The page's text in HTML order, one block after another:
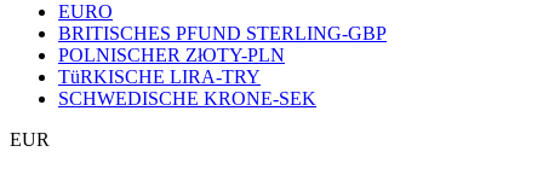
EURO
BRITISCHES PFUND STERLING-GBP
POLNISCHER ZłOTY-PLN
TüRKISCHE LIRA-TRY
SCHWEDISCHE KRONE-SEK
EUR